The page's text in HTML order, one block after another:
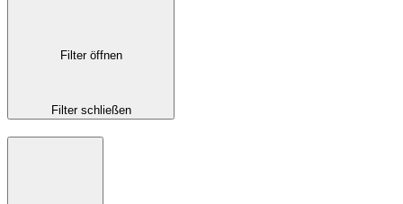
Filter öffnen
Filter schließen